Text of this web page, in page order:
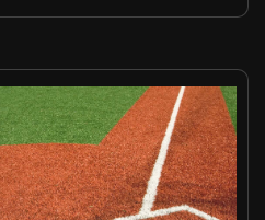
プライバシーポリシー